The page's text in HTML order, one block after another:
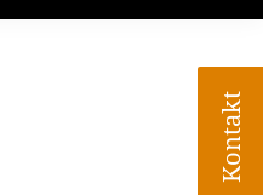
Kontakt